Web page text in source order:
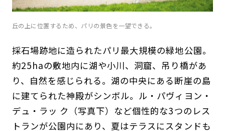
丘の上に位置するため、パリの景色を一望できる。
採石場跡地に造られたパリ最大規模の緑地公園。
約25haの敷地内に湖や小川、洞窟、吊り橋があ
り、自然を感じられる。湖の中央にある断崖の島
に建てられた神殿がシンボル。ル・パヴィヨン・
デュ・ラッ ク（写真下）など個性的な3つのレス
トランが公園内にあり、夏はテラスにスタンドも